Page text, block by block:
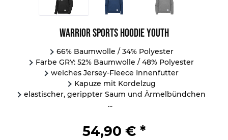
Warrior Sports Hoodie Youth
66% Baumwolle / 34% Polyester
Farbe GRY: 52% Baumwolle / 48% Polyester
weiches Jersey-Fleece Innenfutter
Kapuze mit Kordelzug
elastischer, gerippter Saum und Ärmelbündchen
...
54,90 € *